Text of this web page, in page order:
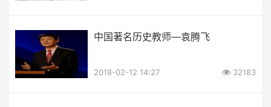
中国著名历史教师—袁腾飞
2018-02-12 14:27 32183